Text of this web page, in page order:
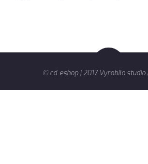
© cd-eshop | 2017 Vyrobilo studio